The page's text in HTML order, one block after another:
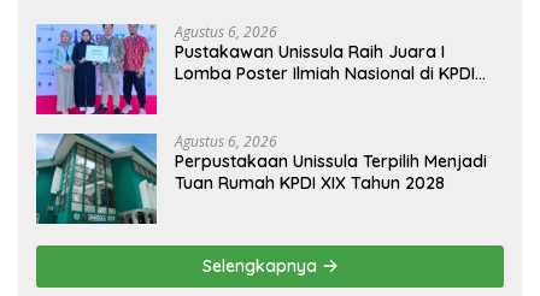
Agustus 6, 2026
Pustakawan Unissula Raih Juara I
Lomba Poster Ilmiah Nasional di KPDI
Agustus 6, 2026
Perpustakaan Unissula Terpilih Menjadi
Tuan Rumah KPDI XIX Tahun 2028
Selengkapnya